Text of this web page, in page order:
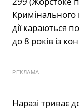
Кримінального
дії караються
до 8 років із
РЕКЛАМА
Наразі триває